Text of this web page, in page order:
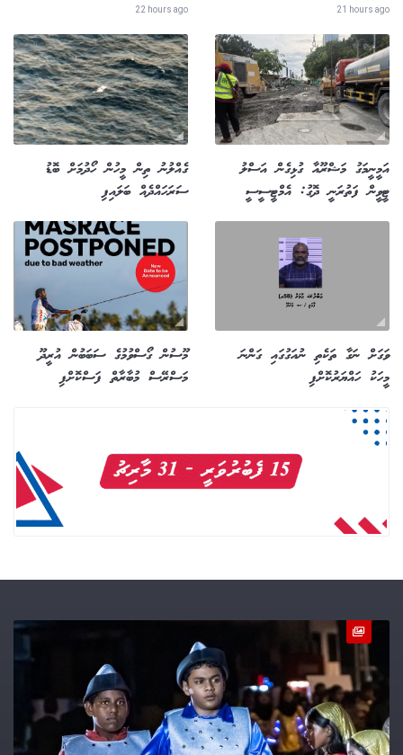
21 hours ago
22 hours ago
އަމީނީމަގު މަޝްރޫއާ ގުޅިގެން އަސްލު
ޓީވީން ފަތުރަނީ ދޮގު: އެމްޓީސީސީ
ގެއްލުނު ތިން މީހުން ހޯދުމަށް ބޮޑު
ސަރަހައްދެއް ބަލައިފި
ވަގަށް ނަގާ ތަކެތި ނުއަގުގައި ގަންނަ
މީހަކު ހައްޔަރުކޮށްފި
މޫސުން ގޯސްވުމުގެ ސަބަބުން އުރީދޫ
މަސްރޭސް މުބާރާތް ފަސްކޮށްފި